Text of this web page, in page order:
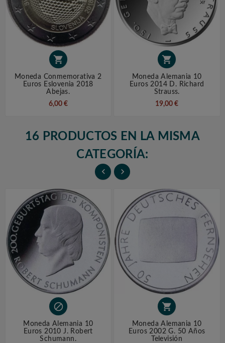

Moneda Conmemorativa 2
Euros Eslovenia 2018
Abejas.
6,00 €

Moneda Alemania 10
Euros 2014 D. Richard
Strauss.
19,00 €
16 PRODUCTOS EN LA MISMA
CATEGORÍA:
 

Moneda Alemania 10
Euros 2010 J. Robert
Schumann.

Moneda Alemania 10
Euros 2002 G. 50 Años
Televisión